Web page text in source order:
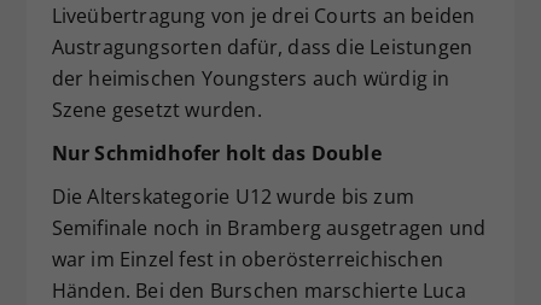
Liveübertragung von je drei Courts an beiden
Austragungsorten dafür, dass die Leistungen
der heimischen Youngsters auch würdig in
Szene gesetzt wurden.
Nur Schmidhofer holt das Double
Die Alterskategorie U12 wurde bis zum
Semifinale noch in Bramberg ausgetragen und
war im Einzel fest in oberösterreichischen
Händen. Bei den Burschen marschierte Luca